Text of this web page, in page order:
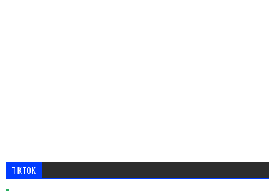
TIKTOK